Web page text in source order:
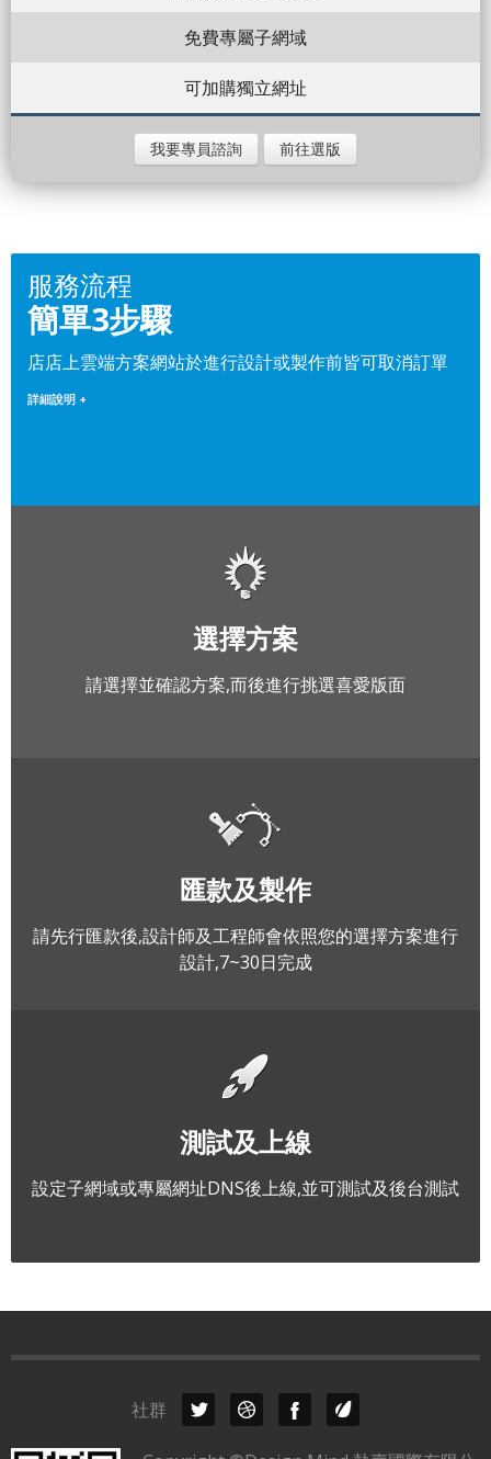
免費專屬子網域
可加購獨立網址
我要專員諮詢 前往選版
服務流程
簡單3步驟
店店上雲端方案網站於進行設計或製作前皆可取消訂單
詳細說明 +
選擇方案
請選擇並確認方案,而後進行挑選喜愛版面
匯款及製作
請先行匯款後,設計師及工程師會依照您的選擇方案進行
設計,7~30日完成
測試及上線
設定子網域或專屬網址DNS後上線,並可測試及後台測試
社群